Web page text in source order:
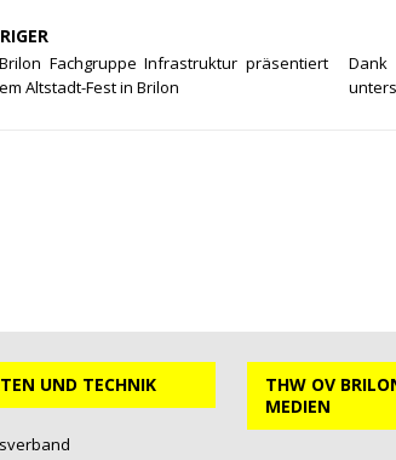
Fachgruppe Infrastruktur präsentiert
Altstadt-Fest in Brilon
UND TECHNIK
THW OV
MEDIEN